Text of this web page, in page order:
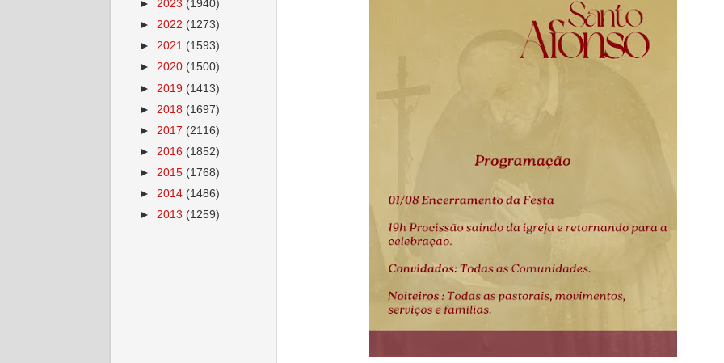
► 2023 (1940)
► 2022 (1273)
► 2021 (1593)
► 2020 (1500)
► 2019 (1413)
► 2018 (1697)
► 2017 (2116)
► 2016 (1852)
► 2015 (1768)
► 2014 (1486)
► 2013 (1259)